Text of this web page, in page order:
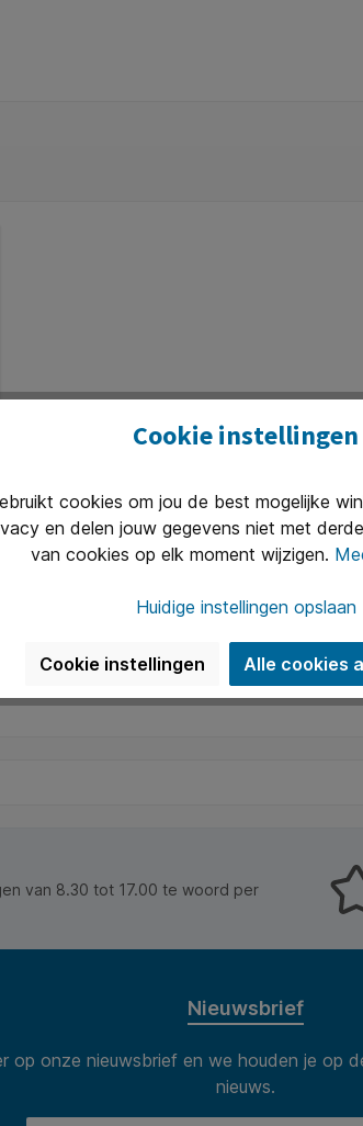
en oogletsels. H315, cat. 2:
verwerker van afvalstromen.
van 8.30 tot 17.00 te woord per
Nieuwsbrief
op onze nieuwsbrief en we houden je op
nieuws.
Cookie instellingen
cookies om jou de best mogelijke
en delen jouw gegevens niet met
van cookies op elk moment wijzigen.
Huidige instellingen opslaan
Cookie instellingen Alle cookies